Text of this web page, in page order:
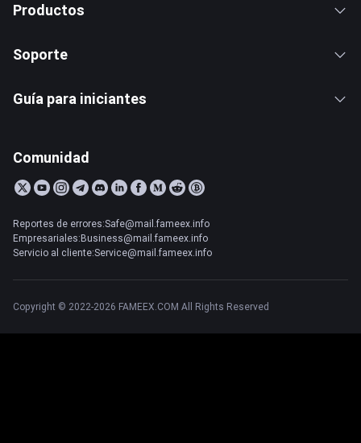
Productos
Soporte
Guía para iniciantes
Comunidad
Reportes de errores:Safe@mail.fameex.info
Empresariales:Business@mail.fameex.info
Servicio al cliente:Service@mail.fameex.info
Copyright © 2022-2026 FAMEEX.COM All Rights Reserved